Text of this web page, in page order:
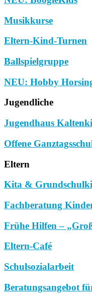
Musikkurse
Eltern-Kind-Turnen
Ballspielgruppe
NEU: Hobby
Jugendliche
Jugendhaus
Offene
Eltern
Kita &
Fachberatung
Frühe Hilfen –
Eltern-Café
Schulsozialarbeit
Beratungsangebot